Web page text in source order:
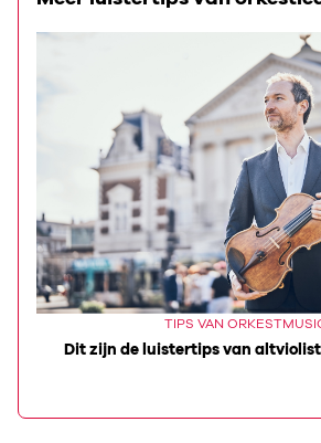
TIPS VAN
Dit zijn de luistertips van